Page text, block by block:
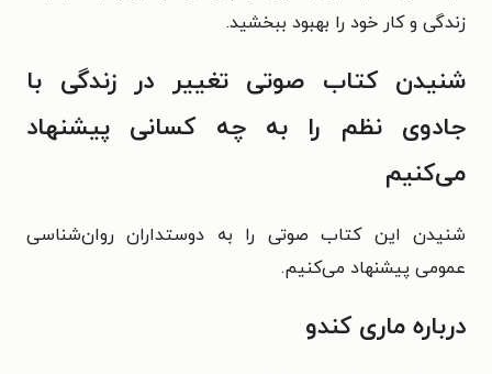
زندگی و کار خود را بهبود ببخشید.
شنیدن کتاب صوتی تغییر در زندگی با
جادوی نظم را به چه کسانی پیشنهاد
می‌کنیم
شنیدن این کتاب صوتی را به دوستداران روان‌شناسی
عمومی پیشنهاد می‌کنیم.
درباره ماری کندو